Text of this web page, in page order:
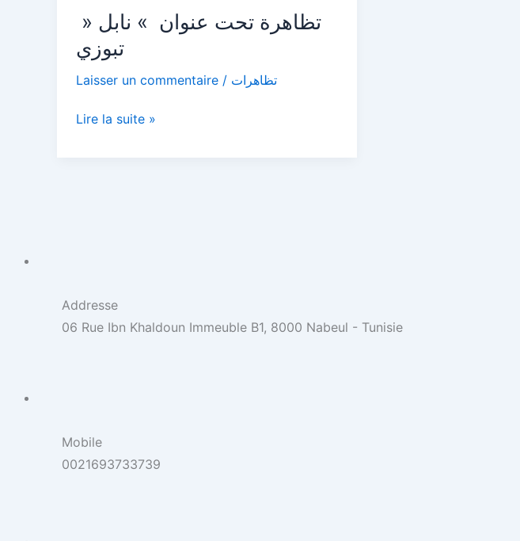
» تظاهرة تحت عنوان » نابل
تبوزي
Laisser un commentaire / تظاهرات
تحت
»
نابل
Lire la suite »
Addresse
06 Rue Ibn Khaldoun Immeuble B1, 8000 Nabeul - Tunisie
Mobile
0021693733739